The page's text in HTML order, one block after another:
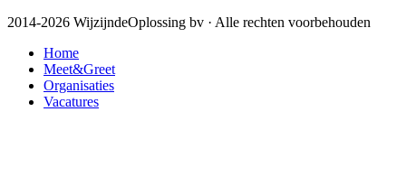
2014-2026 WijzijndeOplossing bv · Alle rechten voorbehouden
Home
Meet&Greet
Organisaties
Vacatures